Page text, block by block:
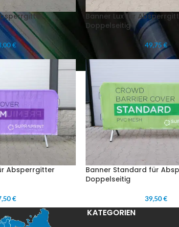
€
Banner Lux für
Doppelseitig
49,75 €
Absperrgitter
€
Banner Standard für
Doppelseitig
39,50 €
KATEGORIEN